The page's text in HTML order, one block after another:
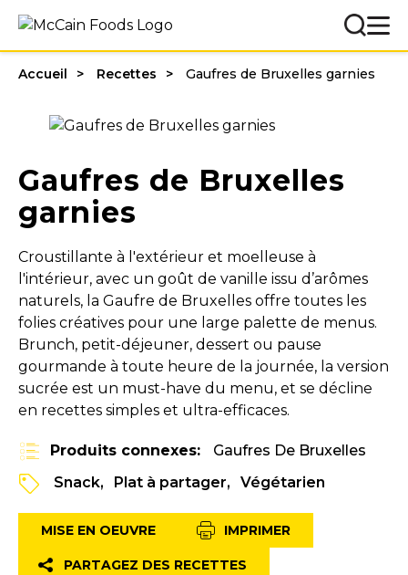
Accueil Recettes Gaufres de Bruxelles garnies
Gaufres de Bruxelles
garnies
Croustillante à l'extérieur et moelleuse à
l'intérieur, avec un goût de vanille issu d’arômes
naturels, la Gaufre de Bruxelles offre toutes les
folies créatives pour une large palette de menus.
Brunch, petit-déjeuner, dessert ou pause
gourmande à toute heure de la journée, la version
sucrée est un must-have du menu, et se décline
en recettes simples et ultra-efficaces.
Produits connexes:
Gaufres De Bruxelles
Snack
Plat à partager Végétarien
MISE EN OEUVRE IMPRIMER
PARTAGEZ DES RECETTES